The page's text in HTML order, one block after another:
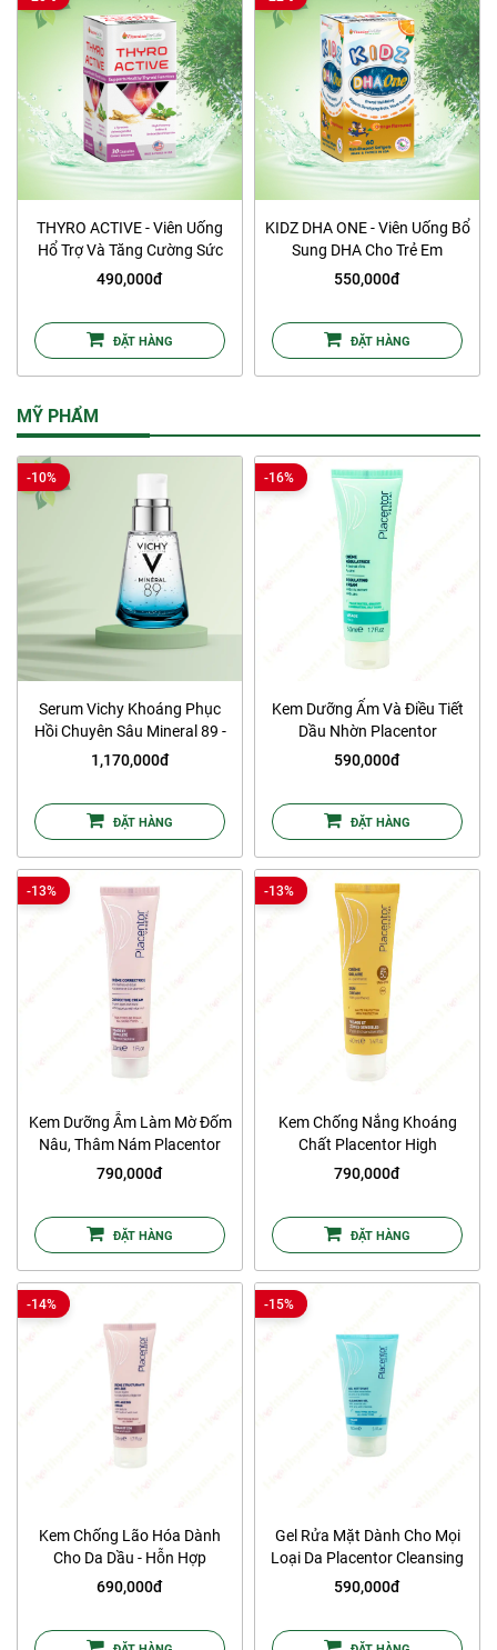
THYRO ACTIVE - Viên Uống
Hổ Trợ Và Tăng Cường Sức
Khỏe Tuyến Giáp
490,000đ
ĐẶT HÀNG
KIDZ DHA ONE - Viên Uống Bổ
Sung DHA Cho Trẻ Em
550,000đ
ĐẶT HÀNG
MỸ PHẨM
-10%
Serum Vichy Khoáng Phục
Hồi Chuyên Sâu Mineral 89 -
75ml
1,170,000đ
ĐẶT HÀNG
-16%
Kem Dưỡng Ẩm Và Điều Tiết
Dầu Nhờn Placentor
Regulating Cream
590,000đ
ĐẶT HÀNG
-13%
Kem Dưỡng Ẫm Làm Mờ Đốm
Nâu, Thâm Nám Placentor
Corrective Cream
790,000đ
ĐẶT HÀNG
-13%
Kem Chống Nắng Khoáng
Chất Placentor High
Protection Sun Cream SPF50,
790,000đ
ĐẶT HÀNG
-14%
Kem Chống Lão Hóa Dành
Cho Da Dầu - Hỗn Hợp
Placentor Anti-Ageing Cream
690,000đ
-15%
Gel Rửa Mặt Dành Cho Mọi
Loại Da Placentor Cleansing
Gel
590,000đ